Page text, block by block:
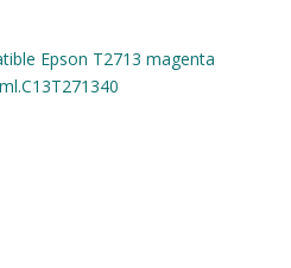
Epson T2713 magenta
C13T271340